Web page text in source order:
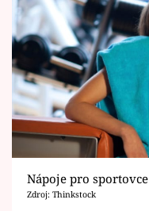
Nápoje pro sportovce
Zdroj: Thinkstock